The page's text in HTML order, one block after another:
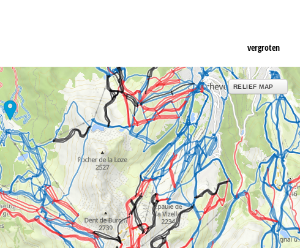
vergroten
RELIEF MAP